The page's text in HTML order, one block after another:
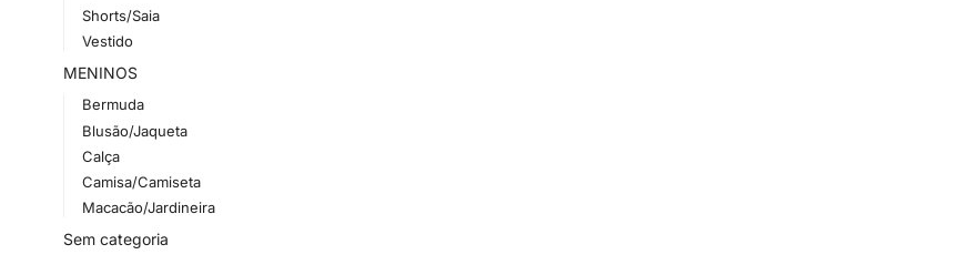
Shorts/Saia
Vestido
MENINOS
Bermuda
Blusão/Jaqueta
Calça
Camisa/Camiseta
Macacão/Jardineira
Sem categoria